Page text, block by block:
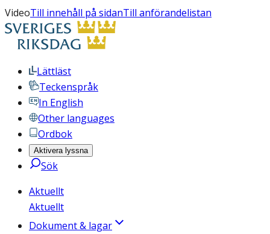
VideoTill innehåll på sidanTill anförandelistan
Lättläst
Teckenspråk
In English
Other languages
Ordbok
Aktivera lyssna
Sök
Aktuellt
Aktuellt
Dokument & lagar